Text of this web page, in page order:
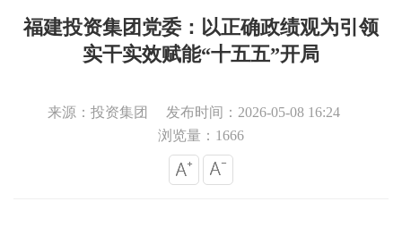
福建投资集团党委：以正确政绩观为引领
实干实效赋能“十五五”开局
来源：投资集团
发布时间：2026-05-08 16:24
浏览量： 1666